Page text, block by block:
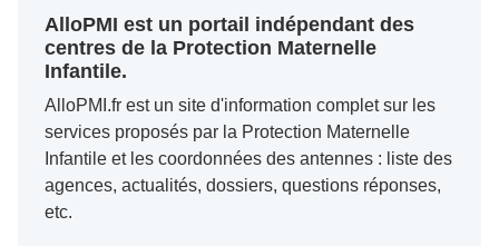
AlloPMI est un portail indépendant des
centres de la Protection Maternelle
Infantile.
AlloPMI.fr est un site d'information complet sur les
services proposés par la Protection Maternelle
Infantile et les coordonnées des antennes : liste des
agences, actualités, dossiers, questions réponses,
etc.